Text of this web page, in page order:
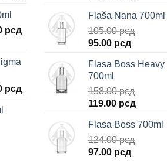
28.00 рсд.
рсдTrenutna
29.00 рсд.
рсдTrenutna
79.00 рсд.
je
bila:
225.00 рсд.
je:
Flaša Nana 700ml
105.00рсд
Originalna
je
bila:
105.00 рсд.
95.00 рсд
je:
Flasa Boss Heavy
700ml
158.00рсд
Originalna
je
bila:
158.00 рсд.
119.00 рсд
je:
Flasa Boss 700ml
124.00рсд
Originalna
97.00 рсд